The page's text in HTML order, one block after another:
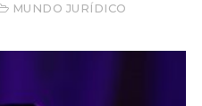
MUNDO JURÍDICO